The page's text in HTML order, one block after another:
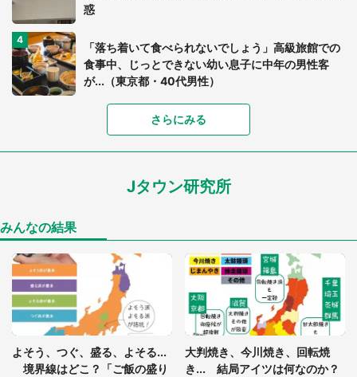
惑
「落ち着いて食べられないでしょう」高級旅館での
食事中、じっとできない幼い息子に中年の男性客
が...（東京都・40代男性）
「可愛いのにホラー」「事件性を感じる」 ふわふ
「孫にあげると思って、あなたにこれをあげる」
「ゾワゾワする」「本当に気持ち悪い」 道端でバ
グっちゃってた〝野生の野菜〟に6.5万人戦慄
「閉所恐怖症の私は新幹線で大パニック。隣席の青
年に『手を繋いで』とお願いしたら...」 体験談に
8万人感動
さらにみる
Jタウン研究所
みんなの結果
よそう、つぐ、盛る、よそる...
境界線はどこ？「ご飯の盛り
大判焼き、今川焼き、回転焼
き... 結局アイツは何なのか？